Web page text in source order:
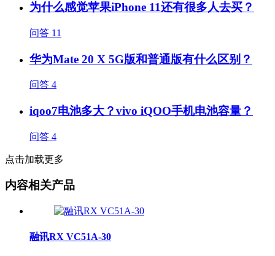
为什么感觉苹果iPhone 11还有很多人去买？
问答 11
华为Mate 20 X 5G版和普通版有什么区别？
问答 4
iqoo7电池多大？vivo iQOO手机电池容量？
问答 4
点击加载更多
内容相关产品
融讯RX VC51A-30